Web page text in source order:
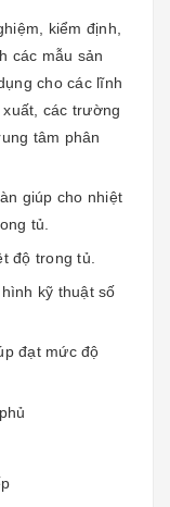
kiểm định,
các mẫu sản
cho các lĩnh
các trường
tâm phân
giúp cho nhiệt
tủ.
độ trong tủ.
kỹ thuật số
đạt mức độ